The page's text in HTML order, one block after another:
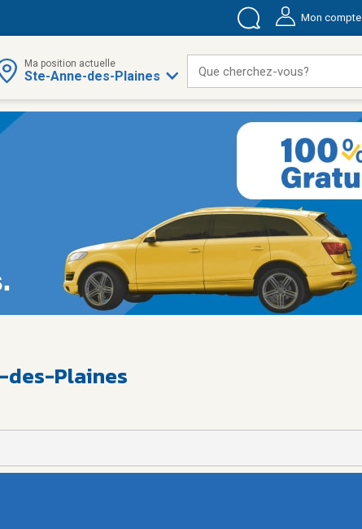
Mon compte
Ma position actuelle
Ste-Anne-des-Plaines Que cherchez-vous?
des-Plaines